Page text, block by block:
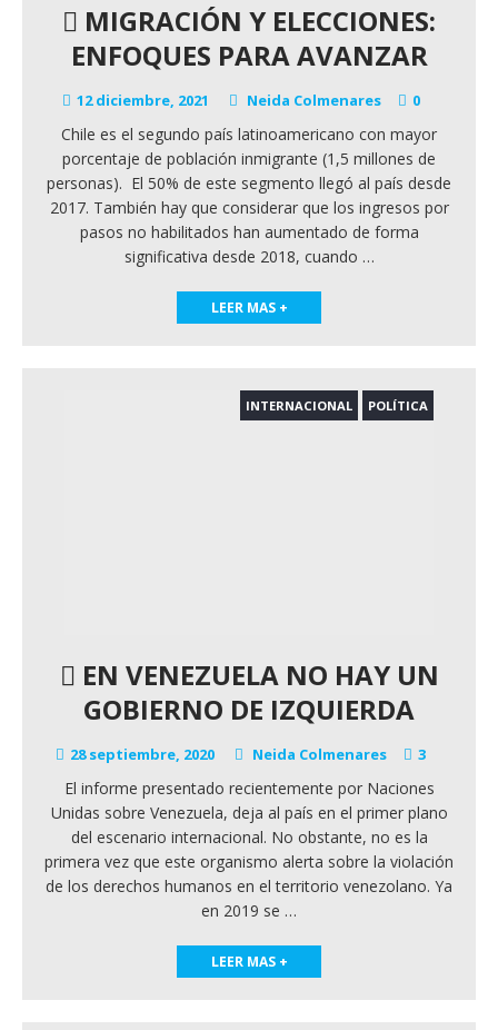
MIGRACIÓN Y ELECCIONES:
ENFOQUES PARA AVANZAR
12 diciembre, 2021 Neida Colmenares 0
Chile es el segundo país latinoamericano con mayor
porcentaje de población inmigrante (1,5 millones de
personas). El 50% de este segmento llegó al país desde
2017. También hay que considerar que los ingresos por
pasos no habilitados han aumentado de forma
significativa desde 2018, cuando …
LEER MAS +
INTERNACIONAL POLÍTICA
EN VENEZUELA NO HAY UN
GOBIERNO DE IZQUIERDA
28 septiembre, 2020 Neida Colmenares 3
El informe presentado recientemente por Naciones
Unidas sobre Venezuela, deja al país en el primer plano
del escenario internacional. No obstante, no es la
primera vez que este organismo alerta sobre la violación
de los derechos humanos en el territorio venezolano. Ya
en 2019 se …
LEER MAS +